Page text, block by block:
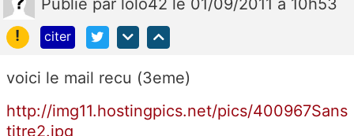
!
citer
voici le mail recu (3eme)
http://img11.hostingpics.net/pics/400967Sans
titre2.jpg